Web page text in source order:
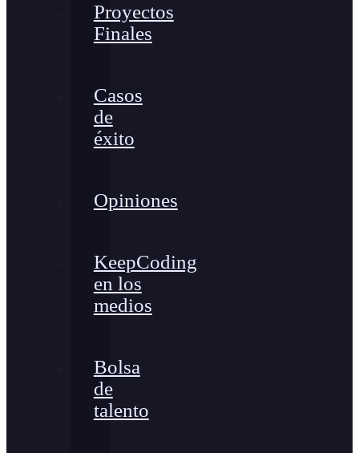
Proyectos
Finales
Casos
de
éxito
Opiniones
KeepCoding
en los
medios
Bolsa
de
talento